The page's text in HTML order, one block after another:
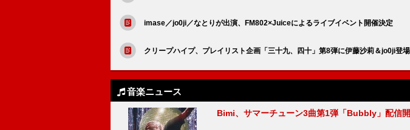
imase／jo0ji／なとりが出演、FM802×Juiceによるライブイベント開催決定
クリープハイプ、プレイリスト企画「三十九、四十」第8弾に伊藤沙莉＆jo0ji登場
音楽ニュース
Bimi、サマーチューン3曲第1弾「Bubbly」配信